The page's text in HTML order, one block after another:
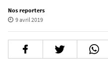
Nos reporters
9 avril 2019